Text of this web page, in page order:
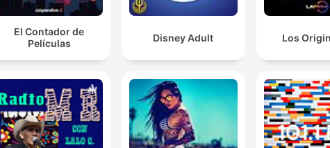
El Contador de
Películas
Disney Adult Los